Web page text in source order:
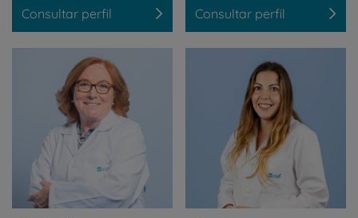
Consultar perfil Consultar perfil